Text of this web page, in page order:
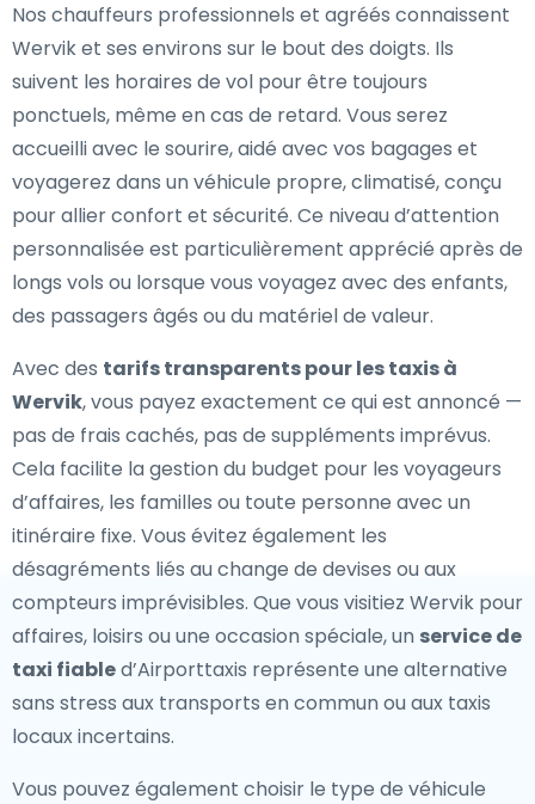
Nos chauffeurs professionnels et agréés connaissent
Wervik et ses environs sur le bout des doigts. Ils
suivent les horaires de vol pour être toujours
ponctuels, même en cas de retard. Vous serez
accueilli avec le sourire, aidé avec vos bagages et
voyagerez dans un véhicule propre, climatisé, conçu
pour allier confort et sécurité. Ce niveau d’attention
personnalisée est particulièrement apprécié après de
longs vols ou lorsque vous voyagez avec des enfants,
des passagers âgés ou du matériel de valeur.
Avec des tarifs transparents pour les taxis à
Wervik, vous payez exactement ce qui est annoncé —
pas de frais cachés, pas de suppléments imprévus.
Cela facilite la gestion du budget pour les voyageurs
d’affaires, les familles ou toute personne avec un
itinéraire fixe. Vous évitez également les
désagréments liés au change de devises ou aux
compteurs imprévisibles. Que vous visitiez Wervik pour
affaires, loisirs ou une occasion spéciale, un service de
taxi fiabled’Airporttaxis représente une alternative
sans stress aux transports en commun ou aux taxis
locaux incertains.
Vous pouvez également choisir le type de véhicule